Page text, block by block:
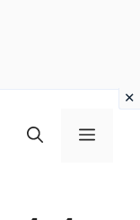
Menu